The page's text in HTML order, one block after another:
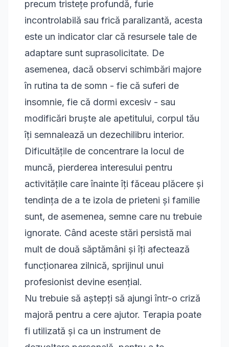
precum tristețe profundă, furie
incontrolabilă sau frică paralizantă, acesta
este un indicator clar că resursele tale de
adaptare sunt suprasolicitate. De
asemenea, dacă observi schimbări majore
în rutina ta de somn - fie că suferi de
insomnie, fie că dormi excesiv - sau
modificări bruște ale apetitului, corpul tău
îți semnalează un dezechilibru interior.
Dificultățile de concentrare la locul de
muncă, pierderea interesului pentru
activitățile care înainte îți făceau plăcere și
tendința de a te izola de prieteni și familie
sunt, de asemenea, semne care nu trebuie
ignorate. Când aceste stări persistă mai
mult de două săptămâni și îți afectează
funcționarea zilnică, sprijinul unui
profesionist devine esențial.
Nu trebuie să aștepți să ajungi într-o criză
majoră pentru a cere ajutor. Terapia poate
fi utilizată și ca un instrument de